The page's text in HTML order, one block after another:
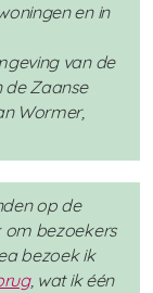
en in
van de
de Zaanse
Wormer,
op de
om bezoekers
bezoek ik
, wat ik één